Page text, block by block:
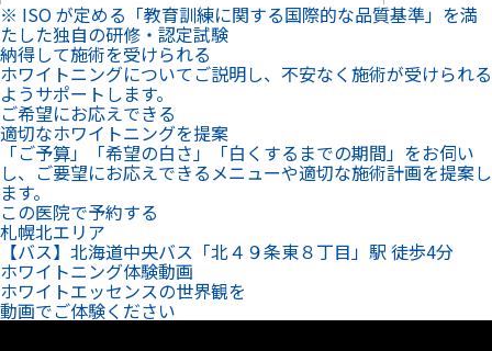
※ ISO が定める「教育訓練に関する国際的な品質基準」を満
たした独自の研修・認定試験
納得して施術を受けられる
ホワイトニングについてご説明し、不安なく施術が受けられる
ようサポートします。
ご希望にお応えできる
適切なホワイトニングを提案
「ご予算」「希望の白さ」「白くするまでの期間」をお伺い
し、ご要望にお応えできるメニューや適切な施術計画を提案し
ます。
この医院で予約する
札幌北エリア
【バス】北海道中央バス「北４９条東８丁目」駅 徒歩4分
ホワイトニング体験動画
ホワイトエッセンスの世界観を
動画でご体験ください